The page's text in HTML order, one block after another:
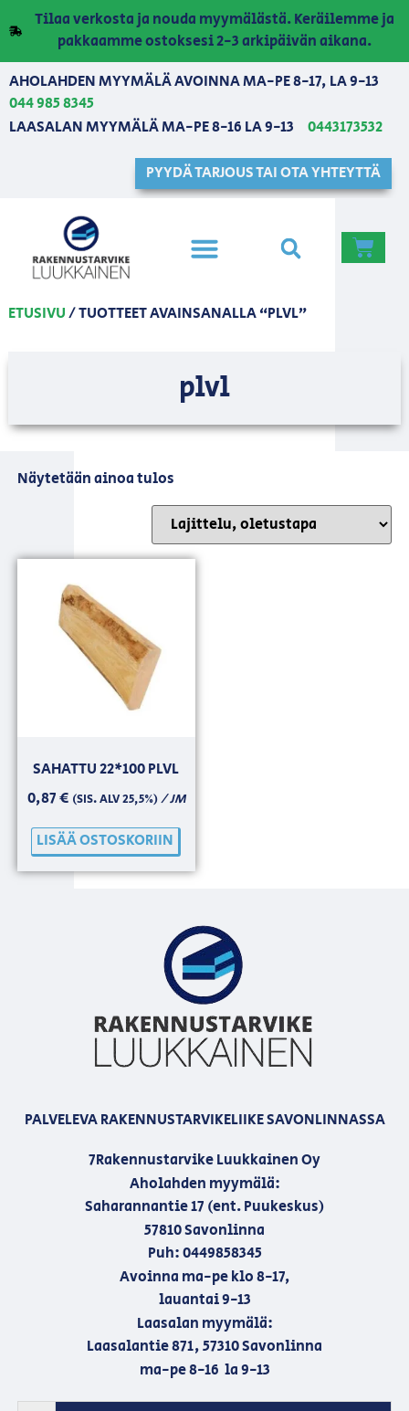
Tilaa verkosta ja nouda myymälästä. Keräilemme ja
pakkaamme ostoksesi 2-3 arkipäivän aikana.
AHOLAHDEN MYYMÄLÄ AVOINNA MA-PE 8-17, LA 9-13
044 985 8345
LAASALAN MYYMÄLÄ MA-PE 8-16 LA 9-13
0443173532
PYYDÄ TARJOUS TAI OTA YHTEYTTÄ
ETUSIVU/ TUOTTEET AVAINSANALLA “PLVL”
plvl
Näytetään ainoa tulos
SAHATTU 22*100 PLVL
0,87€ (SIS. ALV 25,5%)/ JM
LISÄÄ OSTOSKORIIN
PALVELEVA RAKENNUSTARVIKELIIKE SAVONLINNASSA
7Rakennustarvike Luukkainen Oy
Aholahden myymälä:
Saharannantie 17 (ent. Puukeskus)
57810 Savonlinna
Puh: 0449858345
Avoinna ma-pe klo 8-17,
lauantai 9-13
Laasalan myymälä:
Laasalantie 871, 57310 Savonlinna
ma-pe 8-16 la 9-13